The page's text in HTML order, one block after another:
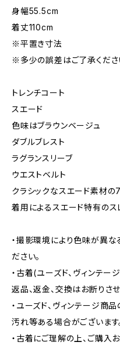
身幅55.5cm
着丈110cm
※平置き寸法
※多少の誤差はご了承くださ
トレンチコート
スエード
色味はブラウンベージュ
ダブルブレスト
ラグランスリーブ
ウエストベルト
クラシックなスエード素材の
着用によるスエード特有のス
・撮影環境により色味が異な
ださい。
・古着(ユーズド、ヴィンテー
返品、返金、交換はお断りさ
・ユーズド、ヴィンテージ商
汚れ等ある場合がございます
・古着にご理解の上、ご購入